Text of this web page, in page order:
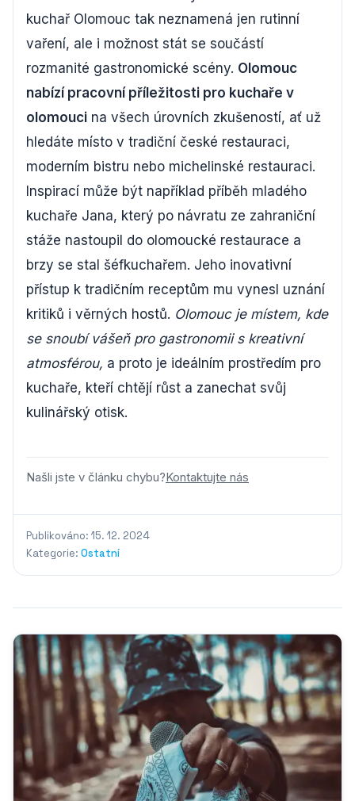
kuchař Olomouc tak neznamená jen rutinní
vaření, ale i možnost stát se součástí
rozmanité gastronomické scény. Olomouc
nabízí pracovní příležitosti pro kuchaře v
olomouci na všech úrovních zkušeností, ať už
hledáte místo v tradiční české restauraci,
moderním bistru nebo michelinské restauraci.
Inspirací může být například příběh mladého
kuchaře Jana, který po návratu ze zahraniční
stáže nastoupil do olomoucké restaurace a
brzy se stal šéfkuchařem. Jeho inovativní
přístup k tradičním receptům mu vynesl uznání
kritiků i věrných hostů. Olomouc je místem, kde
se snoubí vášeň pro gastronomii s kreativní
atmosférou, a proto je ideálním prostředím pro
kuchaře, kteří chtějí růst a zanechat svůj
kulinářský otisk.
Našli jste v článku chybu?Kontaktujte nás
Publikováno: 15. 12. 2024
Kategorie: Ostatní